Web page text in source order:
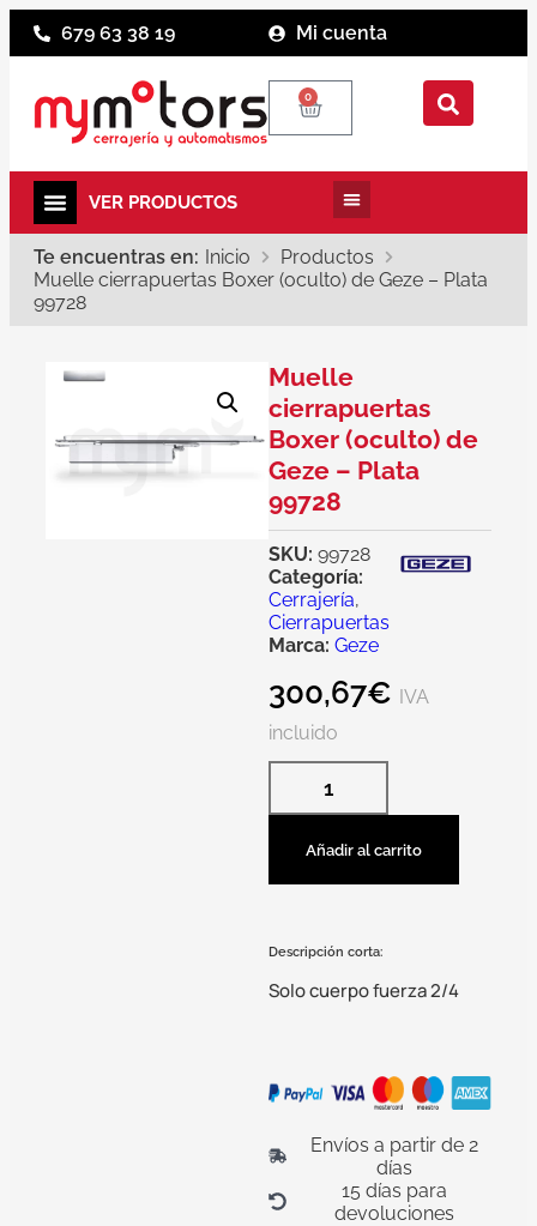
679 63 38 19 Mi cuenta
0
Te encuentras en: Inicio
Productos
Muelle cierrapuertas Boxer (oculto) de Geze – Plata
99728
Muelle
cierrapuertas
Boxer (oculto) de
Geze – Plata
99728
SKU: 99728
Categoría:
Cerrajería,
Cierrapuertas
Marca: Geze
300,67€ IVA
incluido
Añadir al carrito
Descripción corta:
Solo cuerpo fuerza 2/4
Envíos a partir de 2
días
15 días para
devoluciones